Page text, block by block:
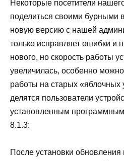
Некоторые посетители
поделиться своими бурными
новую версию с нашей
только исправляет ошибки и
нового, но скорость работы
увеличилась, особенно
работы на старых «яблочных
делятся пользователи
установленным
8.1.3:
После установки обновления